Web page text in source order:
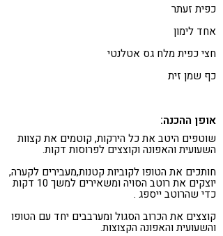
כפית זעתר
אחד לימון
חצי כפית מלח גס אטלנטי
כף שמן זית
אופן ההכנה:
שוטפים היטב את כל הירקות, קוטמים את קצוות
השעועית והאפונה וקוצצים לפרוסות דקות.
חותכים את הטופו לקוביות קטנות,מעבירים לקערה,
יוצקים את רוטב הסויה ומשאירים למשך 10 דקות
כדי שהרוטב ייספג .
קוצצים את הכרוב הסגול ומערבבים יחד עם הטופו
והשעועית והאפונה הקצוצות.